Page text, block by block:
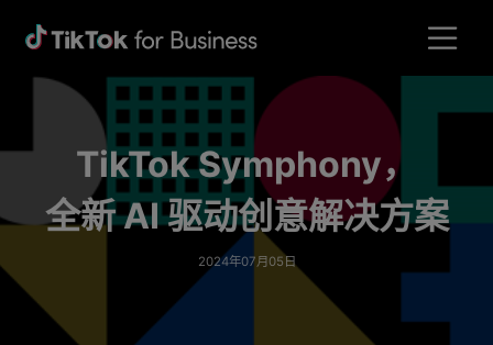
TikTok Symphony，
全新 AI 驱动创意解决方案
2024年07月05日